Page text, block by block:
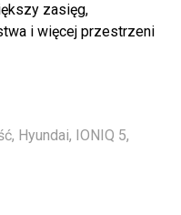
zasięg,
i więcej przestrzeni
, Hyundai, IONIQ 5,